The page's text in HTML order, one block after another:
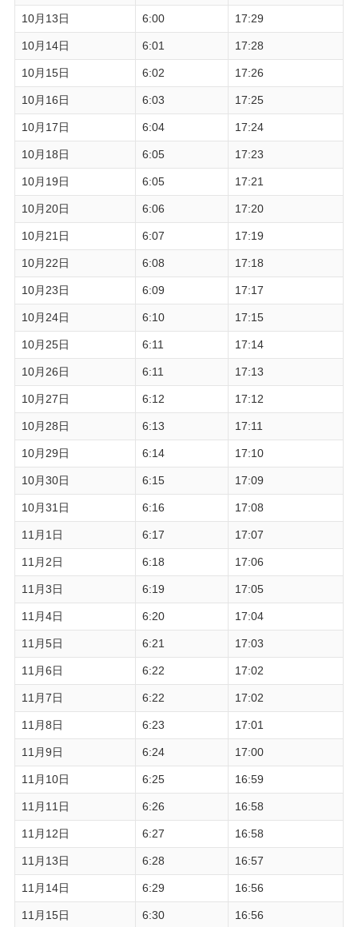
10月13日 6:00 17:29
10月14日 6:01 17:28
10月15日 6:02 17:26
10月16日 6:03 17:25
10月17日 6:04 17:24
10月18日 6:05 17:23
10月19日 6:05 17:21
10月20日 6:06 17:20
10月21日 6:07 17:19
10月22日 6:08 17:18
10月23日 6:09 17:17
10月24日 6:10 17:15
10月25日 6:11 17:14
10月26日 6:11 17:13
10月27日 6:12 17:12
10月28日 6:13 17:11
10月29日 6:14 17:10
10月30日 6:15 17:09
10月31日 6:16 17:08
11月1日 6:17 17:07
11月2日 6:18 17:06
11月3日 6:19 17:05
11月4日 6:20 17:04
11月5日 6:21 17:03
11月6日 6:22 17:02
11月7日 6:22 17:02
11月8日 6:23 17:01
11月9日 6:24 17:00
11月10日 6:25 16:59
11月11日 6:26 16:58
11月12日 6:27 16:58
11月13日 6:28 16:57
11月14日 6:29 16:56
11月15日 6:30 16:56